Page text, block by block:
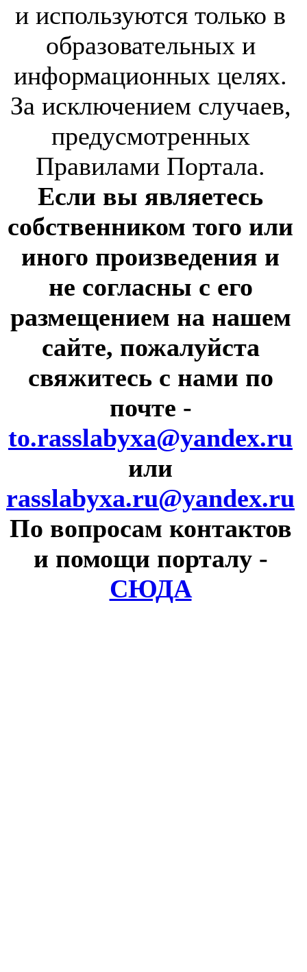
и используются только в
образовательных и
информационных целях.
За исключением случаев,
предусмотренных
Правилами Портала.
Если вы являетесь
собственником того или
иного произведения и
не согласны с его
размещением на нашем
сайте, пожалуйста
свяжитесь с нами по
почте -
to.rasslabyxa@yandex.ru
или
rasslabyxa.ru@yandex.ru
По вопросам контактов
и помощи порталу -
СЮДА